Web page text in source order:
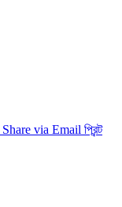
Share via Email প্রিন্ট